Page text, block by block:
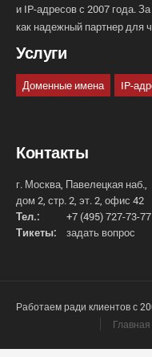
и IP-адресов с 2007 года.
как надежный партнер для
Услуги
Доменные имена IP-
Контакты
г. Москва, Павелецкая наб.,
дом 2, стр. 2, эт. 2, офис 42
Тел.:
+7 (495) 727-73-77
Тикеты:
задать вопрос
Работаем ради клиентов с
Главная